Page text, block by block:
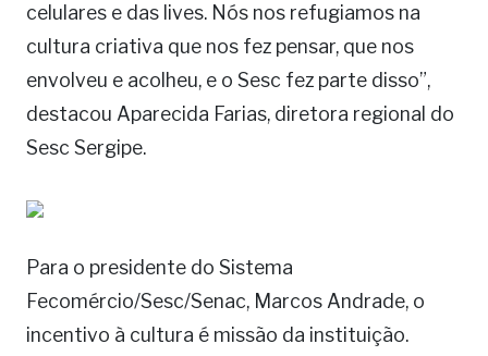
celulares e das lives. Nós nos refugiamos na
cultura criativa que nos fez pensar, que nos
envolveu e acolheu, e o Sesc fez parte disso”,
destacou Aparecida Farias, diretora regional do
Sesc Sergipe.
Para o presidente do Sistema
Fecomércio/Sesc/Senac, Marcos Andrade, o
incentivo à cultura é missão da instituição.